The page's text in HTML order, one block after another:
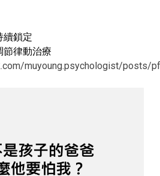
續鎖定
節律動治療
muyoung.psychologist/posts/